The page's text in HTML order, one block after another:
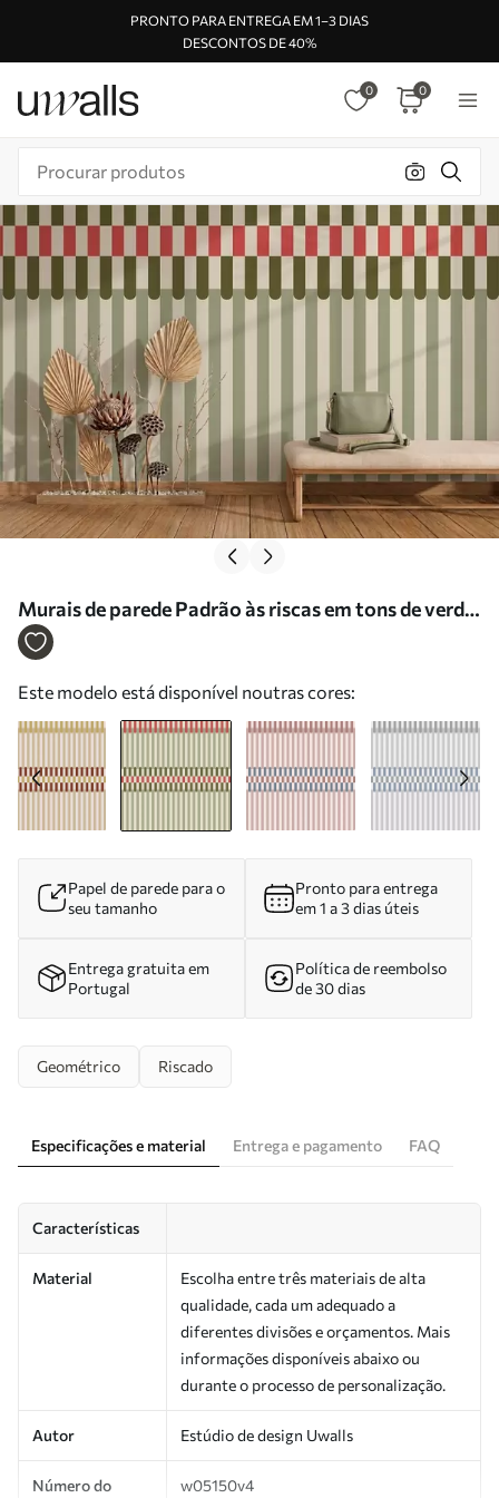
PRONTO PARA ENTREGA EM 1–3 DIAS
DESCONTOS DE 40%
0 0
Murais de parede Padrão às riscas em tons de verde
e coral Nr. w05150v4
Este modelo está disponível noutras cores:
Papel de parede para o
seu tamanho
Pronto para entrega
em 1 a 3 dias úteis
Entrega gratuita em
Portugal
Política de reembolso
de 30 dias
Geométrico Riscado
Especificações e material Entrega e pagamento FAQ
Características
Material
Escolha entre três materiais de alta
qualidade, cada um adequado a
diferentes divisões e orçamentos. Mais
informações disponíveis abaixo ou
durante o processo de personalização.
Autor Estúdio de design Uwalls
Número do
w05150v4